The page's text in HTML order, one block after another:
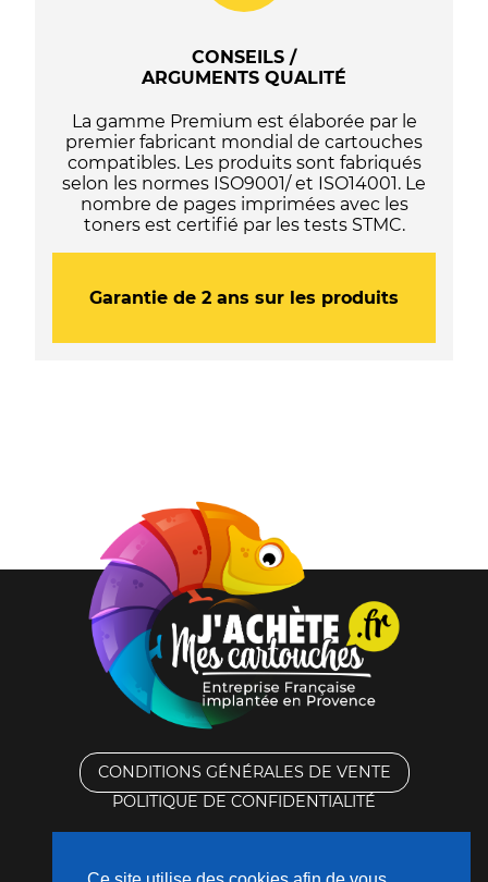
C13T26014012
ours
polaire)
-
Noire
CONSEILS /
ARGUMENTS QUALITÉ
La gamme Premium est élaborée par le
premier fabricant mondial de cartouches
compatibles. Les produits sont fabriqués
selon les normes ISO9001/ et ISO14001. Le
nombre de pages imprimées avec les
toners est certifié par les tests STMC.
Garantie de 2 ans sur les produits
CONDITIONS GÉNÉRALES DE VENTE
POLITIQUE DE CONFIDENTIALITÉ